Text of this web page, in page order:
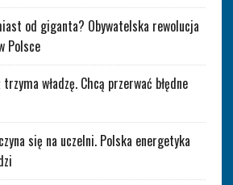
od giganta? Obywatelska rewolucja
Polsce
władzę. Chcą przerwać błędne
się na uczelni. Polska energetyka